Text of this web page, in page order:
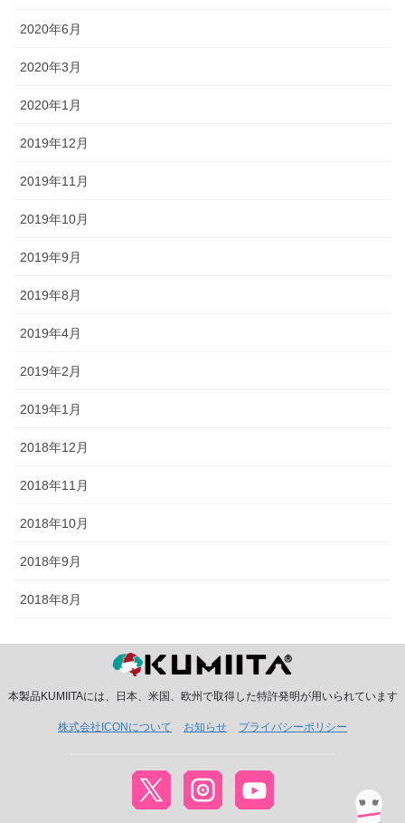
2020年6月
2020年3月
2020年1月
2019年12月
2019年11月
2019年10月
2019年9月
2019年8月
2019年4月
2019年2月
2019年1月
2018年12月
2018年11月
2018年10月
2018年9月
2018年8月
本製品KUMIITAには、日本、米国、欧州で取得した特許発明が用いられています
株式会社ICONについて お知らせ プライバシーポリシー